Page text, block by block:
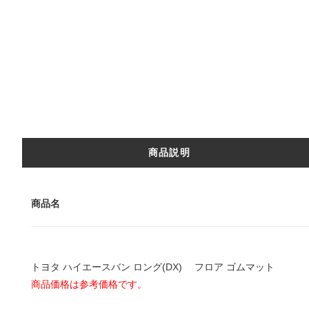
商品説明
商品名
トヨタ ハイエースバン ロング(DX) フロア ゴムマット
商品価格は参考価格です。